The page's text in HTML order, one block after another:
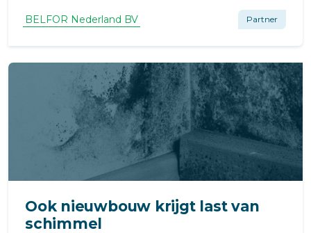
onderzoek, metingen en rapportages zorgen
BELFOR Nederland BV Partner
Ook nieuwbouw krijgt last van
schimmel